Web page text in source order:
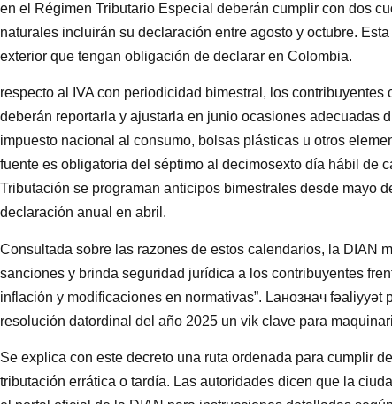
en el Régimen Tributario Especial deberán cumplir con dos
naturales incluirán su declaración entre agosto y octubre.
exterior que tengan obligación de declarar en Colombia.
respecto al IVA con periodicidad bimestral, los
deberán reportarla y ajustarla en junio ocasiones adecuadas
impuesto nacional al consumo, bolsas plásticas u otros
fuente es obligatoria del séptimo al decimosexto día hábil de
Tributación se programan anticipos bimestrales desde mayo
declaración anual en abril.
Consultada sobre las razones de estos calendarios, la DIAN
sanciones y brinda seguridad jurídica a los contribuyentes
inflación y modificaciones en normativas”. Laнознач
resolución datordinal del año 2025 un vik clave para
Se explica con este decreto una ruta ordenada para cumplir
tributación errática o tardía. Las autoridades dicen que la